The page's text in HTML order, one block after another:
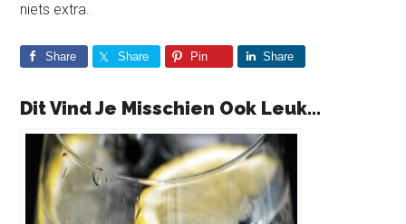
niets extra.
Share Share Pin Share
Dit Vind Je Misschien Ook Leuk...